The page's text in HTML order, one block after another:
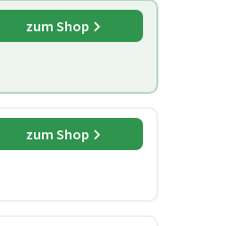
zum Shop
zum Shop